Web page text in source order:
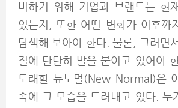
비하기 위해 기업과 브랜드는 현
있는지, 또한 어떤 변화가 이후까
탐색해 보아야 한다. 물론, 그러면
질에 단단히 발을 붙이고 있어야
도래할 뉴노멀(New Normal)은
속에 그 모습을 드러내고 있다. 누